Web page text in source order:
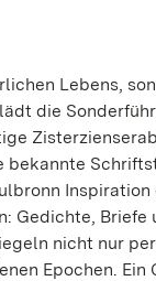
Lebens,
die
bekannte
Gedichte, Briefe
nicht nur
Epochen. Ein